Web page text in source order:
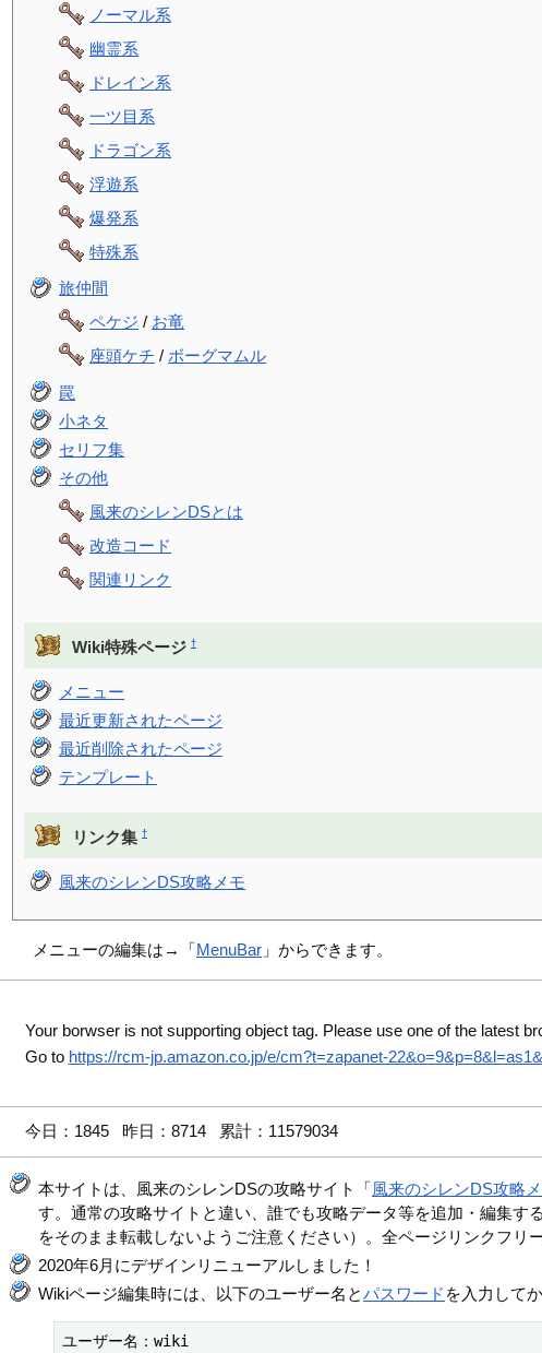
ノーマル系
幽霊系
ドレイン系
一ツ目系
ドラゴン系
浮遊系
爆発系
特殊系
旅仲間
ペケジ / お竜
座頭ケチ / ボーグマムル
罠
小ネタ
セリフ集
その他
風来のシレンDSとは
改造コード
関連リンク
Wiki特殊ページ †
メニュー
最近更新されたページ
最近削除されたページ
テンプレート
リンク集 †
風来のシレンDS攻略メモ
メニューの編集は→「MenuBar 」からできます。
Your borwser is not supporting object tag. Please use one of the latest
Go to https://rcm-jp.amazon.co.jp/e/cm?t=zapanet-
今日：1845 昨日：8714 累計：11579034
本サイトは、風来のシレンDSの攻略サイト「風来のシレンDS攻略
す。通常の攻略サイトと違い、誰でも攻略データ等を追加・編集
をそのまま転載しないようご注意ください）。全ページリンクフリ
2020年6月にデザインリニューアルしました！
Wikiページ編集時には、以下のユーザー名とパスワード を入力して
ユーザー名：wiki